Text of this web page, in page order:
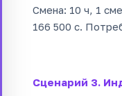
Смена: 10 ч, 1
166 500 с.
Сценарий 3.